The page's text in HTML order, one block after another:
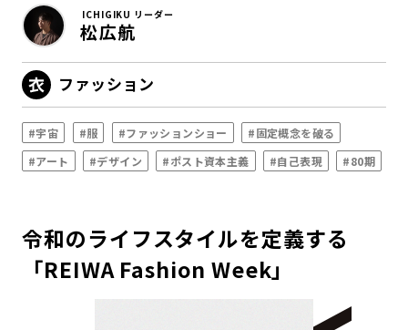
ICHIGIKU リーダー
松広航
ファッション
#宇宙 #服 #ファッションショー
#固定概念を破る
#アート
#デザイン #ポスト資本主義 #自己表現 #80期
令和のライフスタイルを定義する
「REIWA Fashion Week」